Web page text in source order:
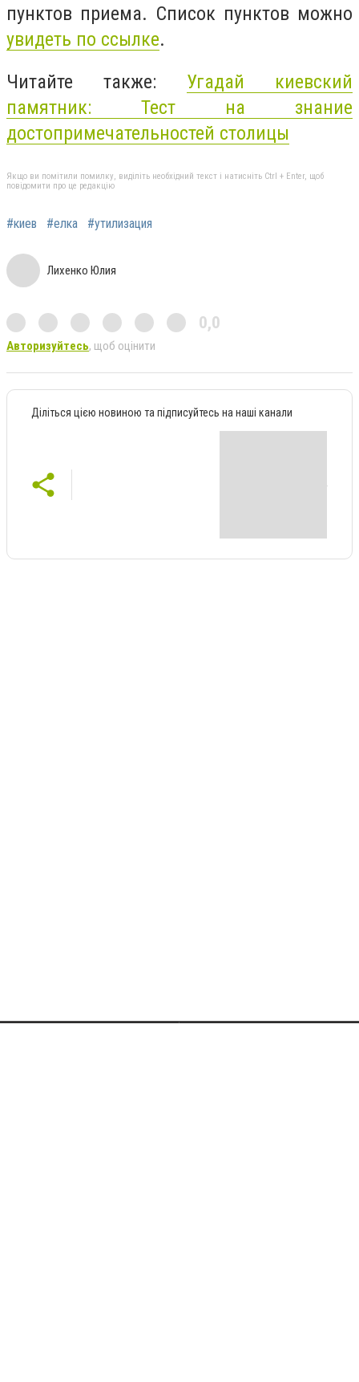
пунктов приема. Список пунктов можно
увидеть по ссылке.
Читайте также: Угадай киевский
памятник: Тест на знание
достопримечательностей столицы
Якщо ви помітили помилку, виділіть необхідний текст і натисніть Ctrl + Enter, щоб
повідомити про це редакцію
#киев #елка #утилизация
Лихенко Юлия
0,0
Авторизуйтесь, щоб оцінити
Діліться цією новиною та підписуйтесь на наші канали